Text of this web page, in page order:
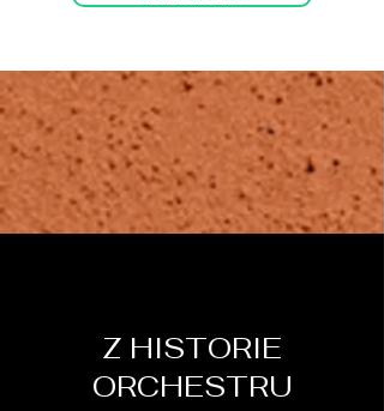
Z HISTORIE
ORCHESTRU